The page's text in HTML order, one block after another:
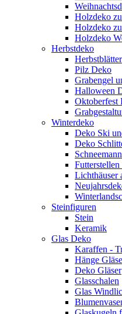
Holzdeko
Holzdeko
Holzdeko
Herbstdeko
Herbstblätter
Pilz Deko
Grabengel
Halloween
Oktoberfest
Winterdeko
Deko Ski
Deko
Lichthäuser
Steinfiguren
Stein
Keramik
Glas Deko
Karaffen -
Hänge
Deko Gläser
Glasschalen
Glas